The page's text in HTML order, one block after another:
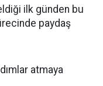
ilk günden bu
paydaş
atmaya